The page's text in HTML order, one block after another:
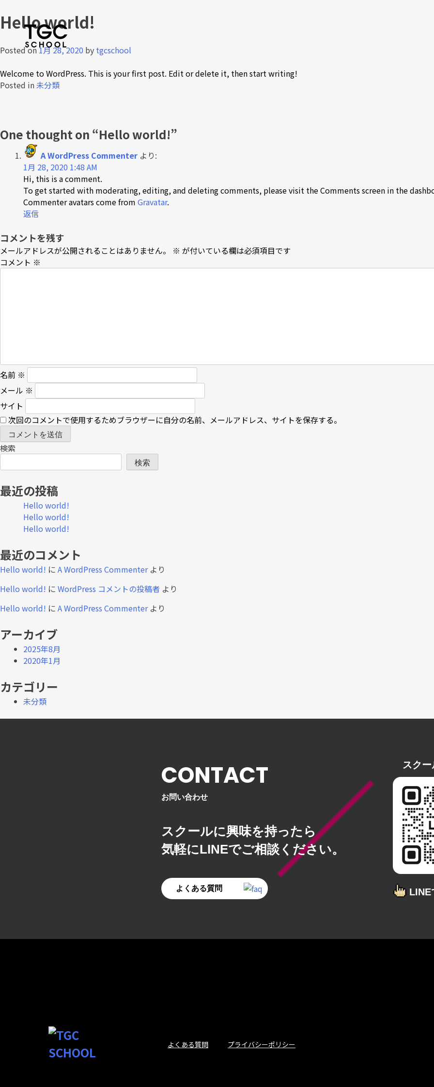
About TGC SHOOL
TGC SCHOOLとは
CURRICULUM
LESSON
ACHIEVEMENTS
Skip
to
content
Hello world!
Posted on 1月 28, 2020 by tgcschool
Welcome to WordPress. This is your first post. Edit or delete it, then start writing!
Posted in未分類
稿
ョ
ン
One thought on “Hello world!”
A WordPress Commenter より:
1月 28, 2020 1:48 AM
Hi, this is a comment.
To get started with moderating, editing, and deleting comments, please visit the Comments screen in the
Commenter avatars come from Gravatar.
返信
コメントを残す
メールアドレスが公開されることはありません。 ※ が付いている欄は必須項目です
コメント ※
名前 ※
メール ※
サイト
次回のコメントで使用するためブラウザーに自分の名前、メールアドレス、サイトを保存する。
検索
検索
最近の投稿
Hello world!
Hello world!
Hello world!
最近のコメント
Hello world! に A WordPress Commenterより
Hello world! に WordPress コメントの投稿者 より
Hello world! に A WordPress Commenterより
アーカイブ
2025年8月
2020年1月
カテゴリー
未分類
CONTACT
お問い合わせ
スクールに興味を持ったら
気軽にLINEでご相談ください。
よくある質問
スク
LINE
よくある質問 プライバシーポリシー